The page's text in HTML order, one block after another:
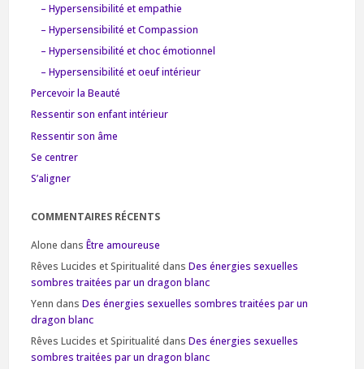
– Hypersensibilité et empathie
– Hypersensibilité et Compassion
– Hypersensibilité et choc émotionnel
– Hypersensibilité et oeuf intérieur
Percevoir la Beauté
Ressentir son enfant intérieur
Ressentir son âme
Se centrer
S’aligner
COMMENTAIRES RÉCENTS
Alone dans Être amoureuse
Rêves Lucides et Spiritualité dans Des énergies sexuelles
sombres traitées par un dragon blanc
Yenn dans Des énergies sexuelles sombres traitées par un
dragon blanc
Rêves Lucides et Spiritualité dans Des énergies sexuelles
sombres traitées par un dragon blanc